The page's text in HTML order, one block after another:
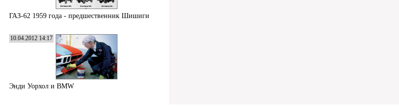
ГАЗ-62 1959 года - предшественник Шишиги
10.04.2012 14:17
Энди Уорхол и BMW